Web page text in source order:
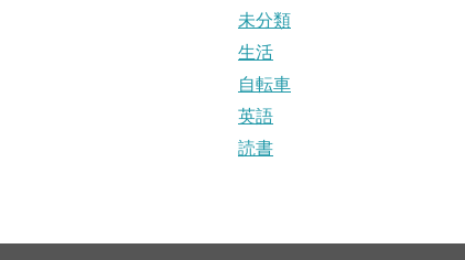
未分類
生活
自転車
英語
読書